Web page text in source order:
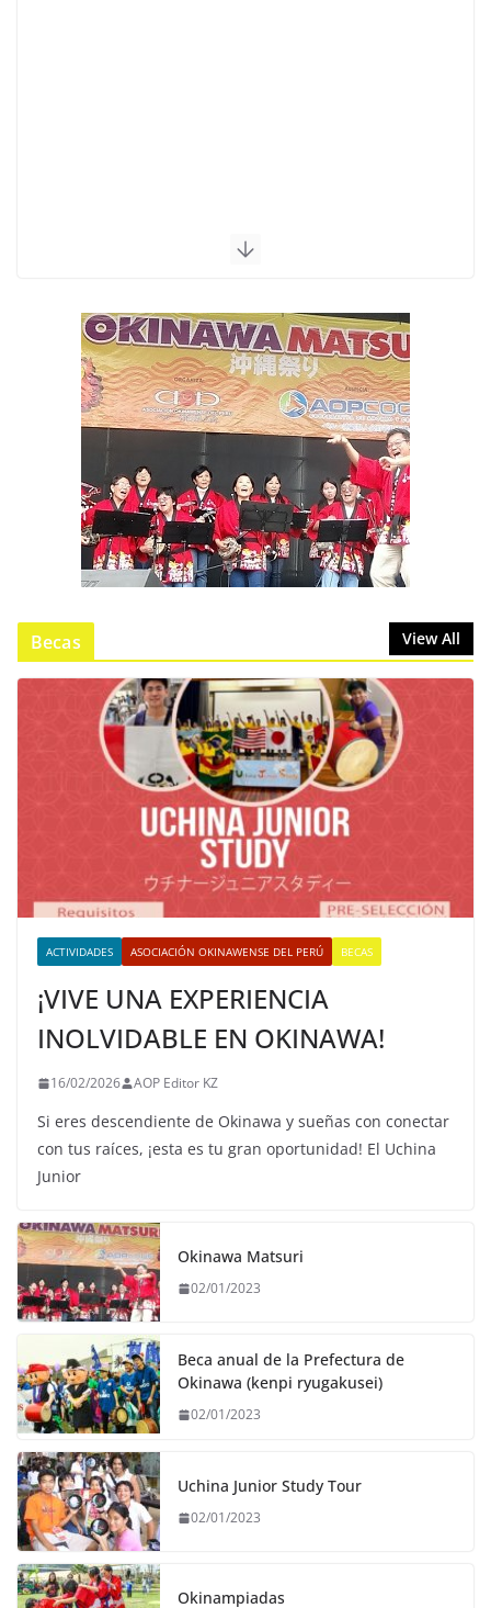
Becas View All
ACTIVIDADES ASOCIACIÓN OKINAWENSE DEL PERÚ BECAS
¡VIVE UNA EXPERIENCIA
INOLVIDABLE EN OKINAWA!
16/02/2026 AOP Editor KZ
Si eres descendiente de Okinawa y sueñas con conectar
con tus raíces, ¡esta es tu gran oportunidad! El Uchina
Junior
Okinawa Matsuri
02/01/2023
Beca anual de la Prefectura de
Okinawa (kenpi ryugakusei)
02/01/2023
Uchina Junior Study Tour
02/01/2023
Okinampiadas